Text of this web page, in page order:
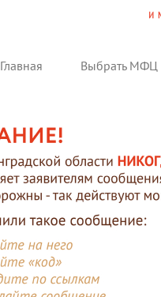
Главная Выбрать МФЦ